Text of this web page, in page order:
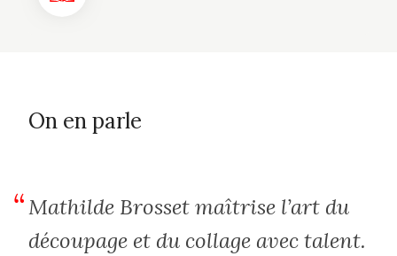
On en parle
Mathilde Brosset maîtrise l’art du
découpage et du collage avec talent.